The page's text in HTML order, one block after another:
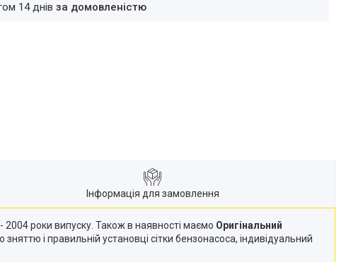
14 днів за домовленістю
Інформація для замовлення
2004 роки випуску. Також в наявності маємо Оригінальний
зняттю і правильній установці сітки бензонасоса, індивідуальний